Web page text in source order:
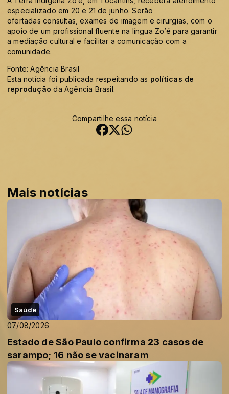
especializado em 20 e 21 de junho. Serão
ofertadas consultas, exames de imagem e cirurgias, com o
apoio de um profissional fluente na língua Zo’é para garantir
a mediação cultural e facilitar a comunicação com a
comunidade.
Fonte: Agência Brasil
Esta notícia foi publicada respeitando as políticas de
reprodução da Agência Brasil.
Compartilhe essa notícia
Mais notícias
Saúde
07/08/2026
Estado de São Paulo confirma 23 casos de
sarampo; 16 não se vacinaram